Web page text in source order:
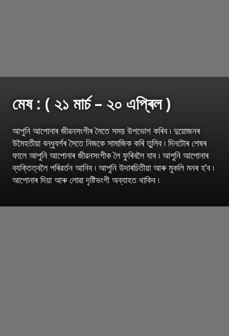
মেষ : ( ২১ মাৰ্চ – ২০ এপ্ৰিল )
আপুনি আপোনাৰ জীৱনসংগীৰ সৈতে সময় উপভোগ কৰিব ৷ দুয়োজনৰ
উমৈহতীয়া বন্ধুবৰ্গৰ সৈতে নিজকে সামাজিক কৰি তুলিব ৷ দিনটোৰ শেষৰ
ফালে আপুনি আপোনাৰ জীৱনসংগীক লৈ ফুৰিবলৈ যাব ৷ আপুনি আপোনাৰ
ব্যক্তিত্বলৈ পৰিৱৰ্তন আনিব ৷ আপুনি উদাৰচিতীয়া আৰু মুকলি মনৰ হ’ব ৷
আপোনাৰ দিয়া আৰু লোৱা দৃষ্টিভংগী অব্যাহত থাকিব ৷